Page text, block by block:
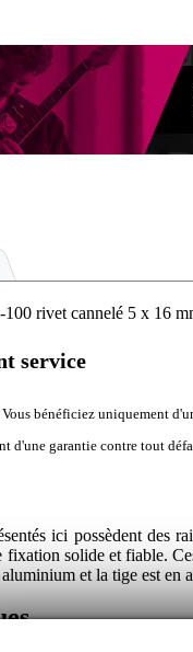
rivet cannelé 5 x 16
service
Vous bénéficiez uniquement
d'une garantie contre tout
ici possèdent des
fixation solide et fiable.
et la tige est en